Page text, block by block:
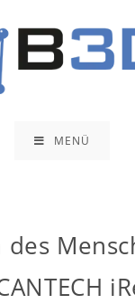
MENÜ
des